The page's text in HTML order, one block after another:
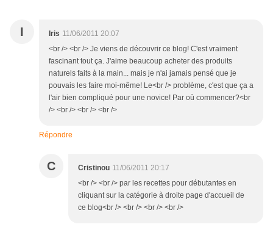
I Iris 11/06/2011 20:07
<br /> <br /> Je viens de découvrir ce blog! C'est vraiment
fascinant tout ça. J'aime beaucoup acheter des produits
naturels faits à la main... mais je n'ai jamais pensé que je
pouvais les faire moi-même! Le<br /> problème, c'est que ça a
l'air bien compliqué pour une novice! Par où commencer?<br
/> <br /> <br /> <br />
Répondre
C Cristinou 11/06/2011 20:17
<br /> <br /> par les recettes pour débutantes en
cliquant sur la catégorie à droite page d'accueil de
ce blog<br /> <br /> <br /> <br />